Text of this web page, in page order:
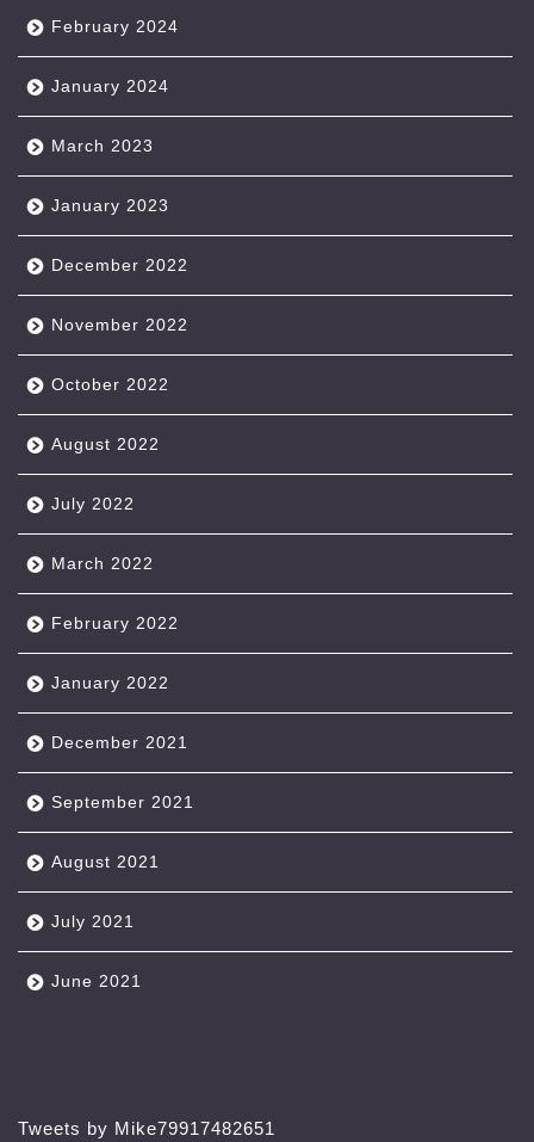
February 2024
January 2024
March 2023
January 2023
December 2022
November 2022
October 2022
August 2022
July 2022
March 2022
February 2022
January 2022
December 2021
September 2021
August 2021
July 2021
June 2021
Tweets by Mike79917482651